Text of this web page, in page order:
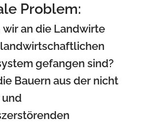
Problem:
an die Landwirte
gefangen sind?
Bauern aus der nicht